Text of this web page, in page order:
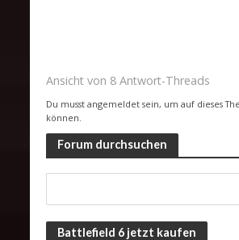
Ansicht von 8 Antwort-Threads
Du musst angemeldet sein, um auf dieses
können.
Forum durchsuchen
Battlefield 6 jetzt kaufen